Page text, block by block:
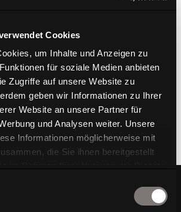
Cookies
um Inhalte und Anzeigen zu
für soziale Medien anbieten
Zugriffe auf unsere Website zu
geben wir Informationen zu Ihrer
Website an unsere Partner für
und Analysen weiter. Unsere
Informationen möglicherweise mit
die Sie ihnen bereitgestellt